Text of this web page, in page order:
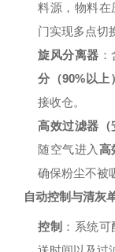
料源，物料在
门实现多点切
旋风分离器
分（90%以上
接收仓。
高效过滤器（
随空气进入 高
确保粉尘不被
自动控制与清灰
控制 ：系统